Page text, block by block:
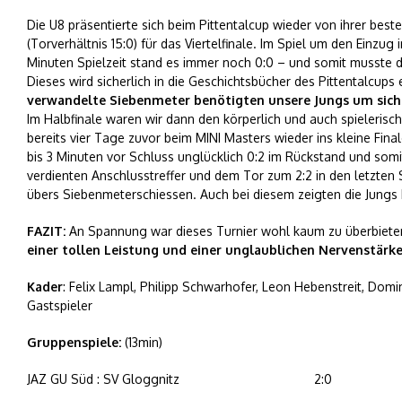
Die U8 präsentierte sich beim Pittentalcup wieder von ihrer
(Torverhältnis 15:0) für das Viertelfinale. Im Spiel um den
Minuten Spielzeit stand es immer noch 0:0 – und somit musste
Dieses wird sicherlich in die Geschichtsbücher des
verwandelte Siebenmeter benötigten unsere Jungs um
Im Halbfinale waren wir dann den körperlich und auch
bereits vier Tage zuvor beim MINI Masters wieder ins kleine
bis 3 Minuten vor Schluss unglücklich 0:2 im Rückstand und
verdienten Anschlusstreffer und dem Tor zum 2:2 in den
übers Siebenmeterschiessen. Auch bei diesem zeigten die
FAZIT: An Spannung war dieses Turnier wohl kaum zu
einer tollen Leistung und einer unglaublichen
Kader: Felix Lampl, Philipp Schwarhofer, Leon Hebenstreit,
Gastspieler
Gruppenspiele: (13min)
JAZ GU Süd : SV Gloggnitz 2:0